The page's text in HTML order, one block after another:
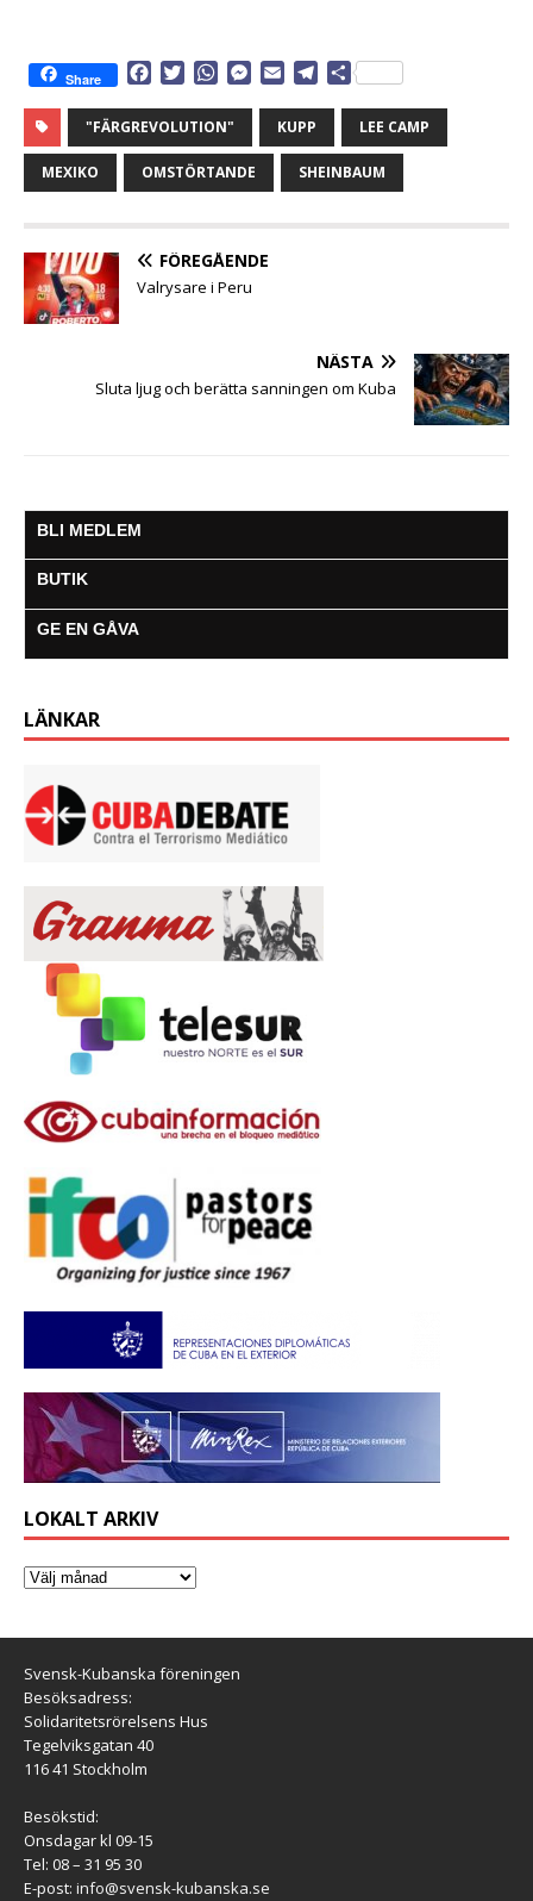
Share
c
e
b
o
T
i
t
t
e
W
a
t
s
A
M
s
e
n
r
a
i
T
e
g
r
D
a
"FÄRGREVOLUTION" KUPP LEE CAMP
MEXIKO OMSTÖRTANDE SHEINBAUM
FÖREGÅENDE
Valrysare i Peru
NÄSTA
Sluta ljug och berätta sanningen om Kuba
BLI MEDLEM
BUTIK
GE EN GÅVA
LÄNKAR
LOKALT ARKIV
Svensk-Kubanska föreningen
Besöksadress:
Solidaritetsrörelsens Hus
Tegelviksgatan 40
116 41 Stockholm
Besökstid:
Onsdagar kl 09-15
Tel: 08 – 31 95 30
E-post: info@svensk-kubanska.se